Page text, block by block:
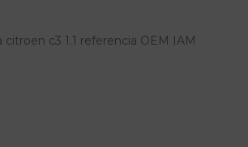
c3 1.1 referencia OEM IAM